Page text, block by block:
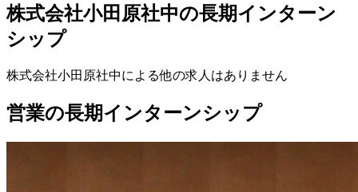
株式会社小田原社中の長期インターン
シップ
株式会社小田原社中による他の求人はありません
営業の長期インターンシップ